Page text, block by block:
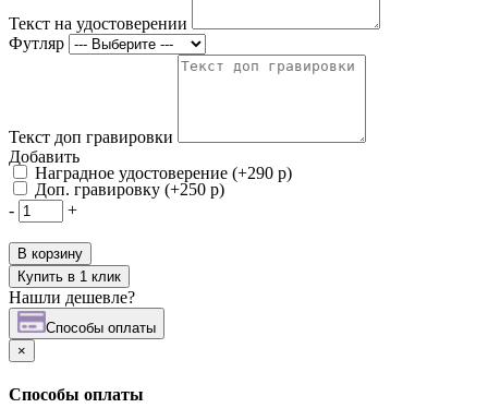
Текст на удостоверении
Футляр
Текст доп гравировки
Добавить
Наградное удостоверение (+290 р)
Доп. гравировку (+250 р)
-
+
В корзину
Купить в 1 клик
Нашли дешевле?
Cпособы оплаты
×
Cпособы оплаты